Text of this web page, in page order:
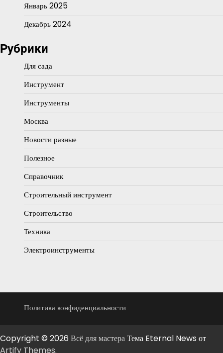
Январь 2025
Декабрь 2024
Рубрики
Для сада
Инструмент
Инструменты
Москва
Новости разные
Полезное
Справочник
Строительный инструмент
Строительство
Техника
Электроинструменты
Политика конфиденциальности
Copyright © 2026 Всё для мастераТема Eternal News от
Artify Themes.